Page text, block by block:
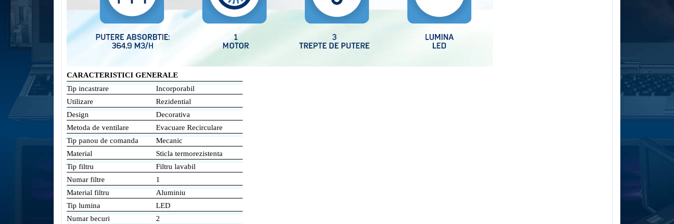
CARACTERISTICI GENERALE
Tip incastrare
Incorporabil
Utilizare
Rezidential
Design
Decorativa
Metoda de ventilare
Evacuare Recirculare
Tip panou de comanda
Mecanic
Material
Sticla termorezistenta
Tip filtru
Filtru lavabil
Numar filtre
1
Material filtru
Aluminiu
Tip lumina
LED
Numar becuri
2